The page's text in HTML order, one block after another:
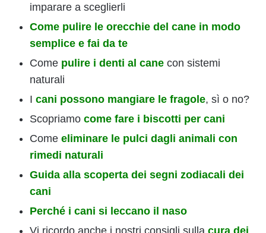
imparare a sceglierli
Come pulire le orecchie del cane in modo
semplice e fai da te
Come pulire i denti al cane con sistemi
naturali
I cani possono mangiare le fragole, sì o no?
Scopriamo come fare i biscotti per cani
Come eliminare le pulci dagli animali con
rimedi naturali
Guida alla scoperta dei segni zodiacali dei
cani
Perché i cani si leccano il naso
Vi ricordo anche i nostri consigli sulla cura dei